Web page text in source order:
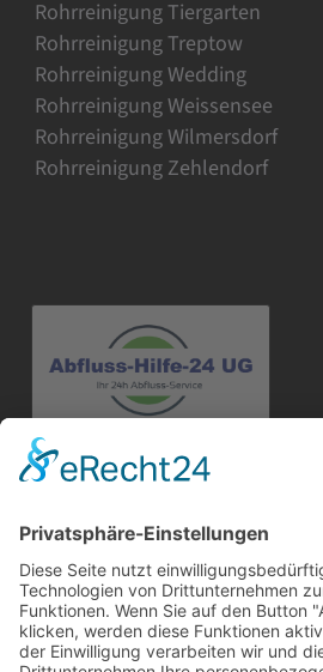
Rohrreinigung Tiergarten
Rohrreinigung Treptow
Rohrreinigung Wedding
Rohrreinigung Weissensee
Rohrreinigung Wilmersdorf
Rohrreinigung Zehlendorf
Straße am Flugplatz 6a
12487 Berlin
Telefon:030 91207932
Mobil:0171 2913856
E-Mail:info@abfluss-hilfe-24.de